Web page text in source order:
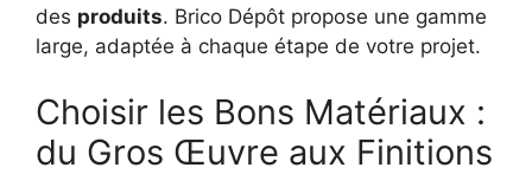
des produits. Brico Dépôt propose une gamme
large, adaptée à chaque étape de votre projet.
Choisir les Bons Matériaux :
du Gros Œuvre aux Finitions